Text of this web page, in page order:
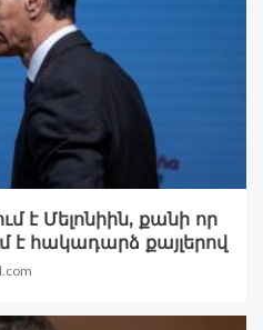
է Մելոնիին, քանի որ
հակադարձ քայլերով